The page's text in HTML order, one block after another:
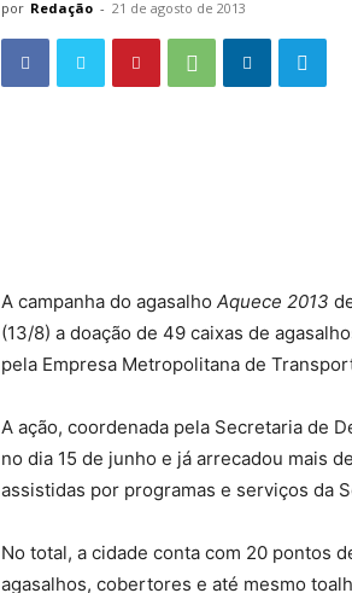
por Redação - 21 de agosto de 2013
A campanha do agasalho Aquece 2013
(13/8) a doação de 49 caixas de
pela Empresa Metropolitana de
A ação, coordenada pela Secretaria de
no dia 15 de junho e já arrecadou mais
assistidas por programas e serviços da
No total, a cidade conta com 20 pontos
agasalhos, cobertores e até mesmo